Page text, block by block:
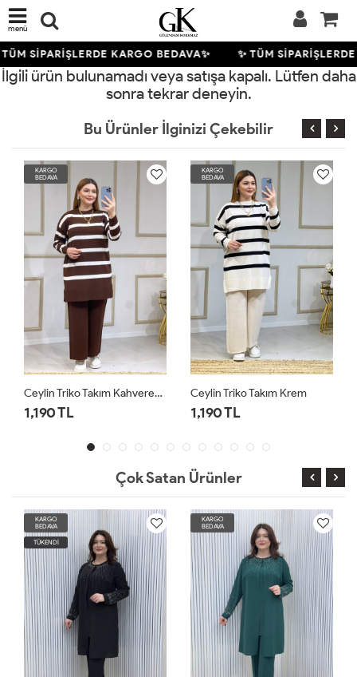
menü
SİPARİŞLERDE KARGO BEDAVA✨ ✨ TÜM
İlgili ürün bulunamadı veya satışa kapalı. Lütfen daha
sonra tekrar deneyin.
Bu Ürünler İlginizi Çekebilir
KARGO
BEDAVA
Ceylin Triko Takım Krem
1,190 TL
KARGO
BEDAVA
Ceylin Triko Takım Lacivert
1,190 TL
Çok Satan Ürünler
BEDAVA